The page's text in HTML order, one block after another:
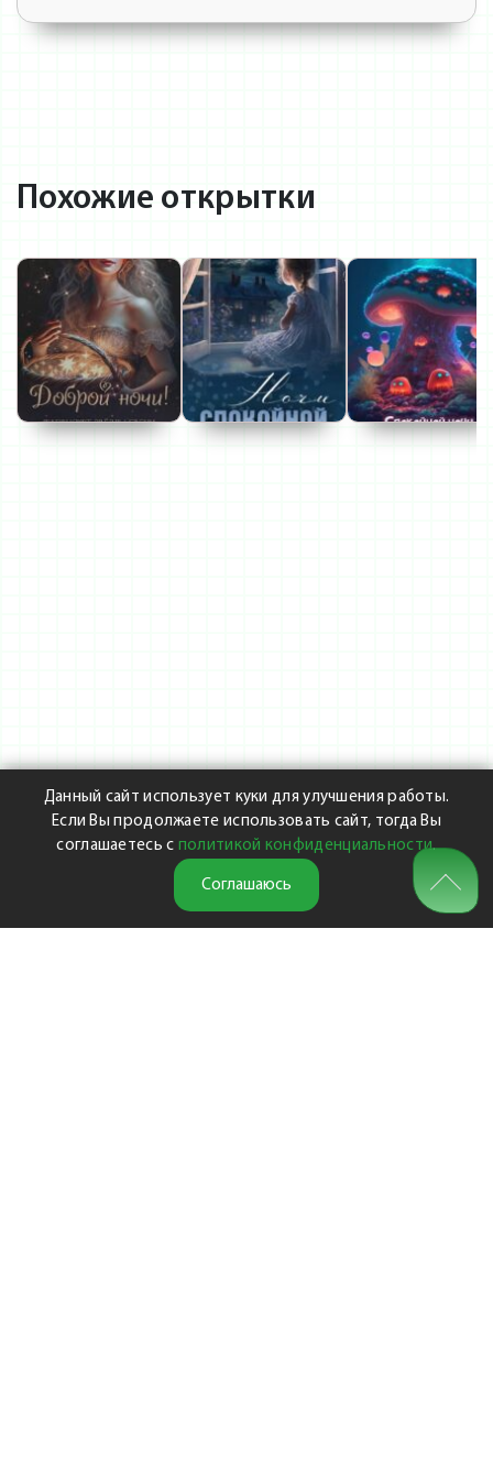
Похожие открытки
Данный сайт использует куки для улучшения работы.
Если Вы продолжаете использовать сайт, тогда Вы
соглашаетесь с политикой конфиденциальности.
Соглашаюсь